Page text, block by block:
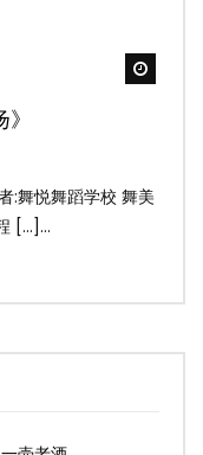
:舞悦舞蹈学校 舞美
[…]...
夜》
演者:飞扬舞蹈团 舞
[…]...
杰舞蹈学院 舞美灯
[…]...
儿》
演者:洪杰舞蹈学院
[…]...
:舞悦舞蹈学校 舞美
[…]...